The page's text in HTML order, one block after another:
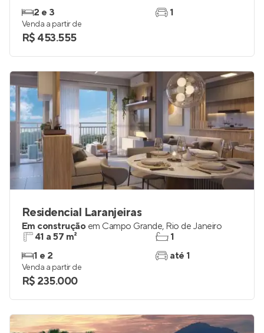
2 e 3
1
Venda a partir de
R$ 453.555
Residencial Laranjeiras
Em construção em Campo Grande, Rio de Janeiro
41 a 57 m²
1 e 2
1
até 1
Venda a partir de
R$ 235.000